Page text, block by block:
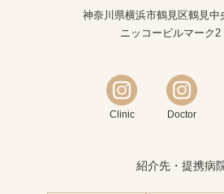
神奈川県横浜市鶴見区鶴見中
ニッコービルマーク
Clinic Doctor
紹介先・提携病